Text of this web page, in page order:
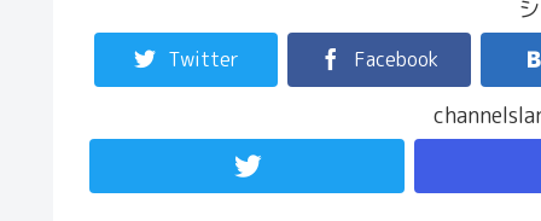
Twitter Facebook